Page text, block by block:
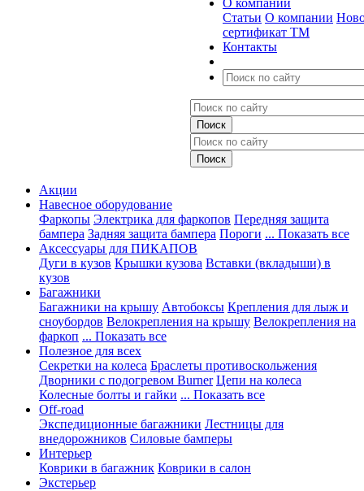
О компании
Статьи О компании
сертификат ТМ
Контакты
Акции
Навесное оборудование
Фаркопы Электрика для фаркопов Передняя защита
бампера Задняя защита бампера Пороги ... Показать все
Аксессуары для ПИКАПОВ
Дуги в кузов Крышки кузова Вставки (вкладыши) в
кузов
Багажники
Багажники на крышу Автобоксы Крепления для лыж и
сноубордов Велокрепления на крышу Велокрепления на
фаркоп ... Показать все
Полезное для всех
Секретки на колеса Браслеты противоскольжения
Дворники с подогревом Burner Цепи на колеса
Колесные болты и гайки ... Показать все
Off-road
Экспедиционные багажники Лестницы для
внедорожников Силовые бамперы
Интерьер
Коврики в багажник Коврики в салон
Экстерьер